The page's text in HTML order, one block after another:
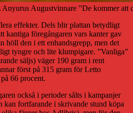
Anyurus Augustvinnare ”De kommer att
effekter. Dels blir plattan betydligt
kantiga föregångaren vars kanter gav
höll den i ett enhandsgrepp, men det
tyngre och lite klumpigare. ”Vanliga”
säljs) väger 190 gram i rent
först på 315 gram för Letto
66 procent.
också i perioder sålts i kampanjer
kan fortfarande i skrivande stund köpa